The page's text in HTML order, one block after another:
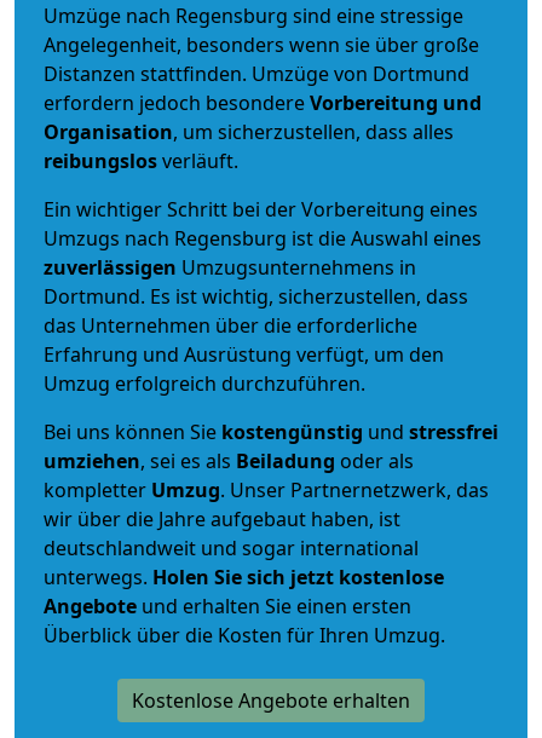
Umzüge nach Regensburg sind eine stressige
Angelegenheit, besonders wenn sie über große
Distanzen stattfinden. Umzüge von Dortmund
erfordern jedoch besondereVorbereitung und
Organisation, um sicherzustellen, dass alles
reibungslosverläuft.
Ein wichtiger Schritt bei der Vorbereitung eines
Umzugs nach Regensburg ist die Auswahl eines
zuverlässigen Umzugsunternehmens in
Dortmund. Es ist wichtig, sicherzustellen, dass
das Unternehmen über die erforderliche
Erfahrung und Ausrüstung verfügt, um den
Umzug erfolgreich durchzuführen.
Bei uns können Sie kostengünstig und stressfrei
umziehen, sei es als Beiladung oder als
kompletter Umzug. Unser Partnernetzwerk, das
wir über die Jahre aufgebaut haben, ist
deutschlandweit und sogar international
unterwegs. Holen Sie sich jetzt kostenlose
Angebote und erhalten Sie einen ersten
Überblick über die Kosten für Ihren Umzug.
Kostenlose Angebote erhalten